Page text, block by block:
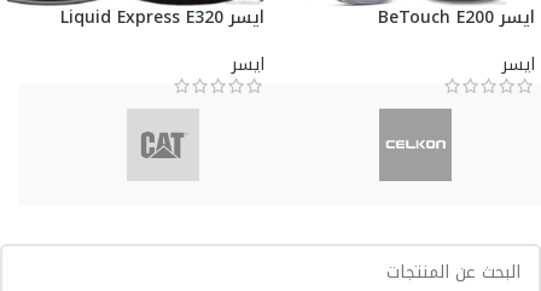
ايسر BeTouch E200
ايسر
ايسر Liquid Express E320
ايسر